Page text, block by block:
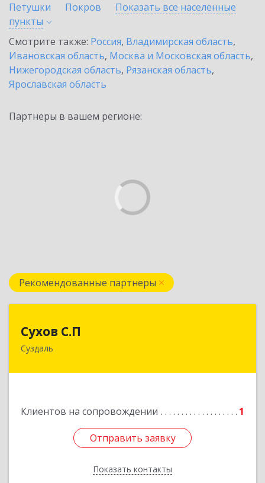
Петушки
Покров
Показать все населенные
пункты
Смотрите также: Россия, Владимирская область,
Ивановская область, Москва и Московская область,
Нижегородская область, Рязанская область,
Ярославская область
Партнеры в вашем регионе:
Рекомендованные партнеры
Сухов С.П
Суздаль
Клиентов на сопровождении 1
Отправить заявку
Показать контакты
Отправить заявку
Назад